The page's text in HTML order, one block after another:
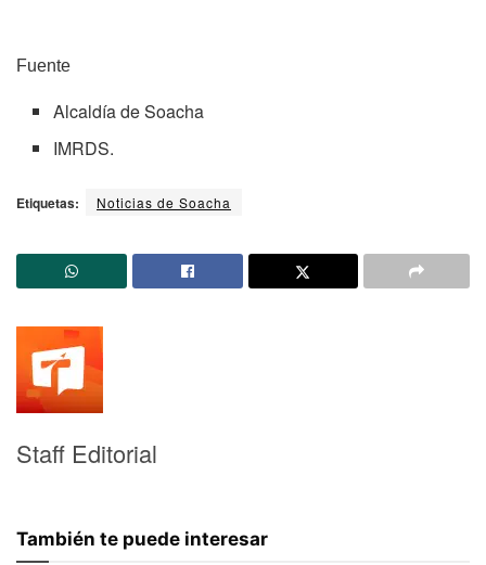
Fuente
Alcaldía de Soacha
IMRDS.
Etiquetas: Noticias de Soacha
Staff Editorial
También te puede interesar